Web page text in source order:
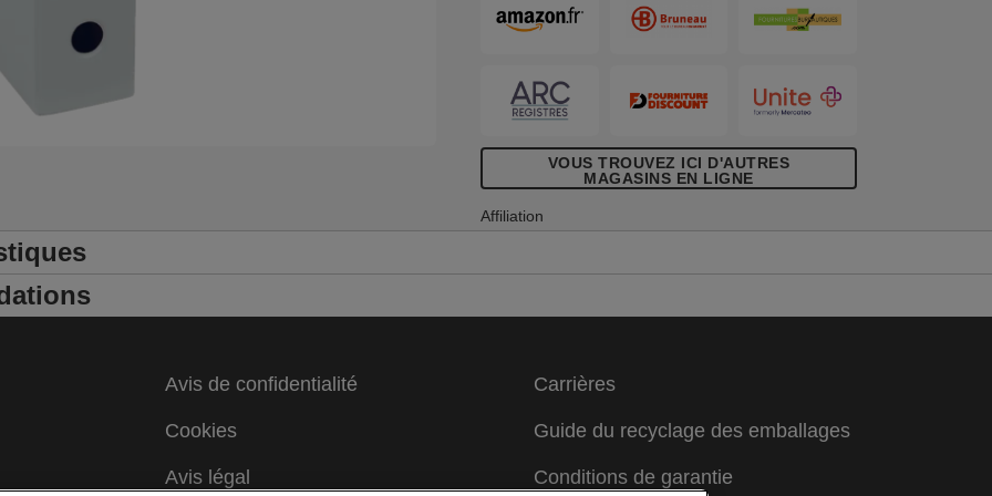
VOUS TROUVEZ ICI D'AUTRES
MAGASINS EN LIGNE
Affiliation
Avis de confidentialité
Cookies
Avis légal
Carrières
Guide du recyclage des emballages
Conditions de garantie